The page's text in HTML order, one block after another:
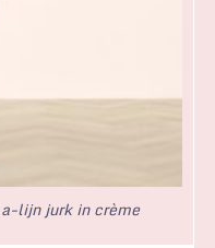
lijn jurk in crème